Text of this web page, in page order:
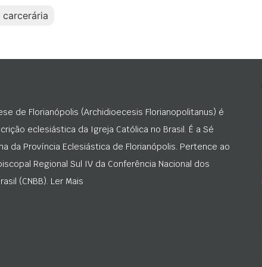
de Florianópolis (Archidioecesis Florianopolitanus) é
eclesiástica da Igreja Católica no Brasil. É a Sé
da Província Eclesiástica de Florianópolis. Pertence ao
Regional Sul IV da Conferência Nacional dos
(CNBB). Ler Mais